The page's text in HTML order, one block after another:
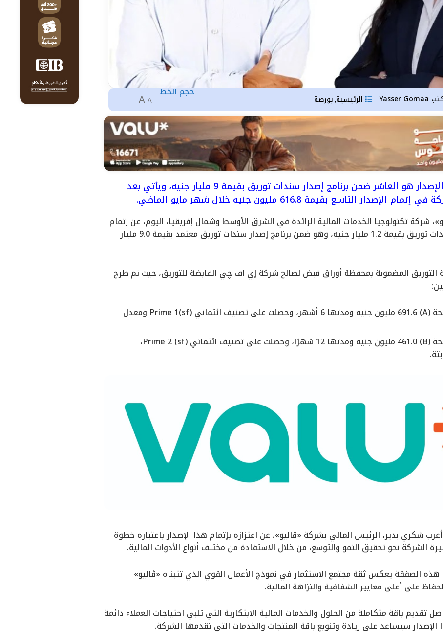
الرئيسية, بورصة
حجم الخط
A
A
يعد هذا الإصدار هو العاشر ضمن برنامج إصدار سندات توريق بقيمة 9 مليار جنيه، ويأتي بعد
الإصدار التاسع بقيمة 616.8 مليون جنيه خلال شهر مايو الماضي.
شركة تكنولوجيا الخدمات المالية الرائدة في الشرق الأوسط وشمال إفريقيا، اليوم، عن إتمام
الإصدار العاشر لسندات توريق بقيمة 1.2 مليار جنيه، وهو ضمن برنامج إصدار سندات توريق معتمد بقيمة 9.0 مليار
التوريق المضمونة بمحفظة أوراق قبض لصالح شركة إي اف چي القابضة للتوريق، حيث تم طرح
تبلغ قيمة الشريحة (A) 691.6 مليون جنيه ومدتها 6 أشهر، وحصلت على تصنيف ائتماني Prime 1(sf) ومعدل
تبلغ قيمة الشريحة (B) 461.0 مليون جنيه ومدتها 12 شهرًا، وحصلت على تصنيف ائتماني Prime 2 (sf)،
شكري بدير، الرئيس المالي بشركة «ڤاليو»، عن اعتزازه بإتمام هذا الإصدار باعتباره خطوة
الشركة نحو تحقيق النمو والتوسع، من خلال الاستفادة من مختلف أنواع الأدوات المالية.
هذه الصفقة يعكس ثقة مجتمع الاستثمار في نموذج الأعمال القوي الذي تتبناه «ڤاليو»
على أعلى معايير الشفافية والنزاهة المالية.
تقديم باقة متكاملة من الحلول والخدمات المالية الابتكارية التي تلبي احتياجات العملاء دائمة
الإصدار سيساعد على زيادة وتنويع باقة المنتجات والخدمات التي تقدمها الشركة.